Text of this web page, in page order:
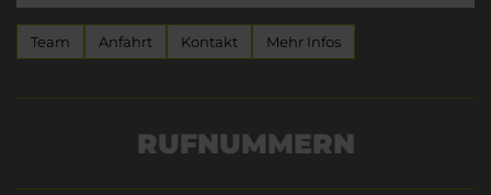
Team Anfahrt Kontakt Mehr Infos
RUFNUMMERN